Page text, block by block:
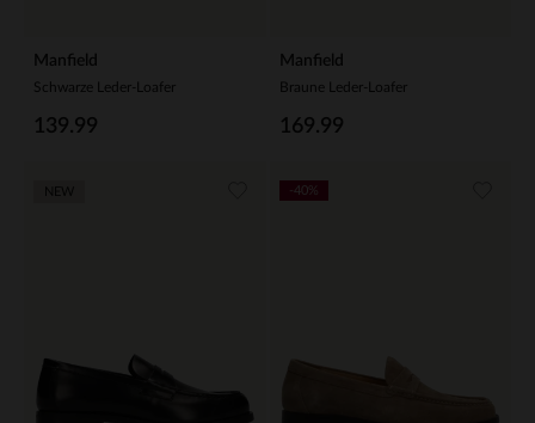
Manfield
Schwarze Leder-Loafer
139.99
Manfield
Braune Leder-Loafer
169.99
-40%